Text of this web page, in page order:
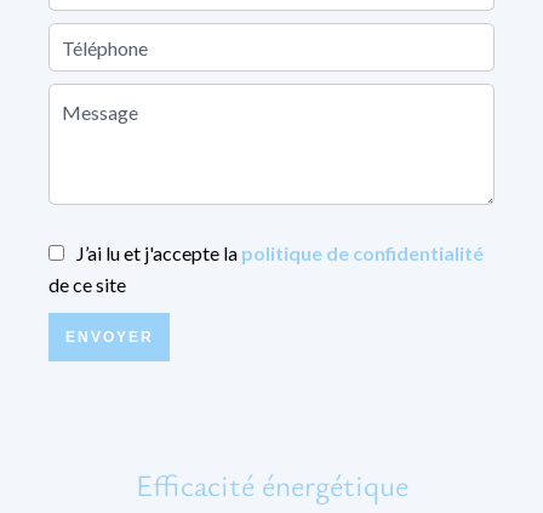
J’ai lu et j'accepte la politique de confidentialité
de ce site
ENVOYER
Efficacité énergétique